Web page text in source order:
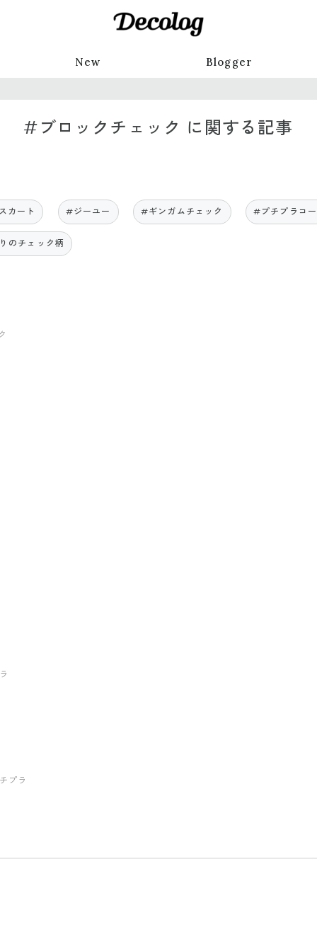
New Blogger
#ブロックチェック に関する記事
カート #ジーユー #ギンガムチェック #プチプラコ
のチェック柄
プラ